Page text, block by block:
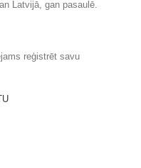
Latvijā, gan pasaulē.
reģistrēt savu